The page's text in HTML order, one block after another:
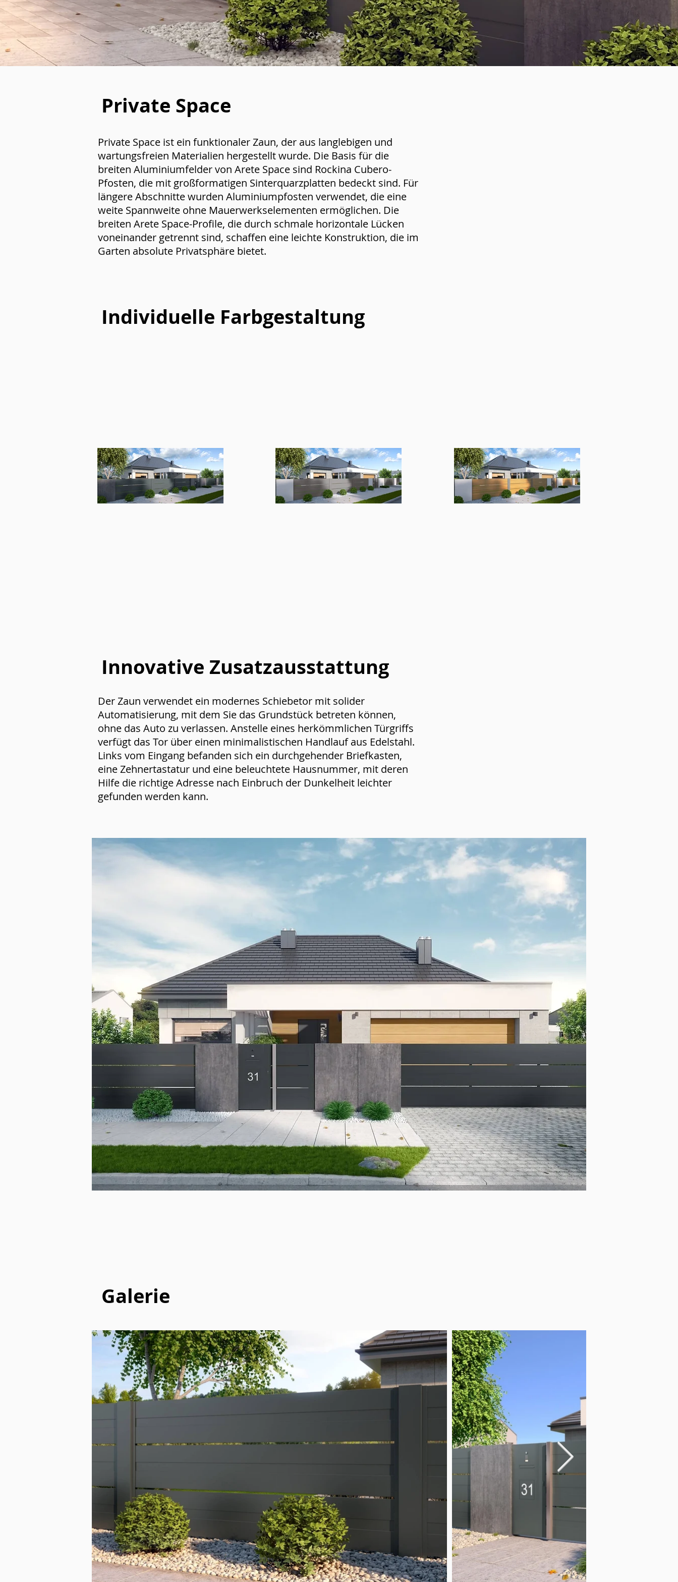
Private Space
Private Space ist ein funktionaler Zaun, der aus langlebigen und
wartungsfreien Materialien hergestellt wurde. Die Basis für die
breiten Aluminiumfelder von Arete Space sind Rockina Cubero-
Pfosten, die mit großformatigen Sinterquarzplatten bedeckt sind. Für
längere Abschnitte wurden Aluminiumpfosten verwendet, die eine
weite Spannweite ohne Mauerwerkselementen ermöglichen. Die
breiten Arete Space-Profile, die durch schmale horizontale Lücken
voneinander getrennt sind, schaffen eine leichte Konstruktion, die im
Garten absolute Privatsphäre bietet.
Individuelle Farbgestaltung
Innovative Zusatzausstattung
Der Zaun verwendet ein modernes Schiebetor mit solider
Automatisierung, mit dem Sie das Grundstück betreten können,
ohne das Auto zu verlassen. Anstelle eines herkömmlichen Türgriffs
verfügt das Tor über einen minimalistischen Handlauf aus Edelstahl.
Links vom Eingang befanden sich ein durchgehender Briefkasten,
eine Zehnertastatur und eine beleuchtete Hausnummer, mit deren
Hilfe die richtige Adresse nach Einbruch der Dunkelheit leichter
gefunden werden kann.
Galerie